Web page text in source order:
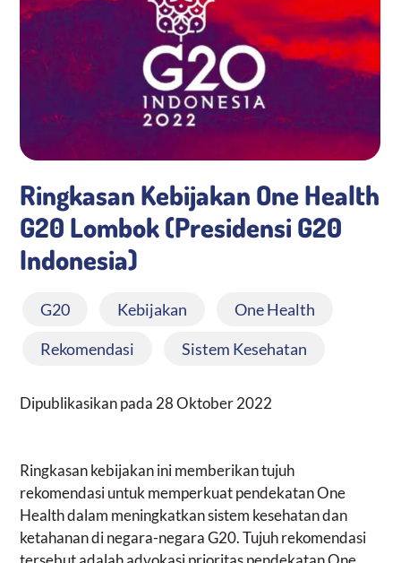
Media KIE
Ringkasan Kebijakan One Health
G20 Lombok (Presidensi G20
Indonesia)
G20 Kebijakan One Health
Rekomendasi
Sistem Kesehatan
Dipublikasikan pada 28 Oktober 2022
Ringkasan kebijakan ini memberikan tujuh
rekomendasi untuk memperkuat pendekatan One
Health dalam meningkatkan sistem kesehatan dan
ketahanan di negara-negara G20. Tujuh rekomendasi